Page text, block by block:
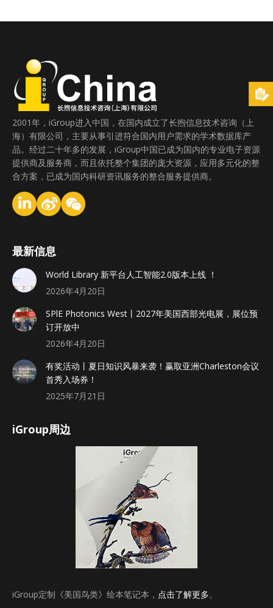
2001年，iGroup进入中国，在国内成立了长煦信息技术咨询（上
海）有限公司，主要从事引进符合国内用户需求的学术数据库产
品。经过二十年多的发展，iGroup中国已成为国内的专业电子资源
提供商及服务商，而且依托整个集团的庞大资源，应用多元化的整
合方案，已成为国内科研资讯服务的整合服务提供商。
最新信息
World Library 新平台人工智能2.0版本上线 ！
2026年4月20日
SPlE Photonics West丨2027年美国西部光电展，展位预
订开放中
2026年4月20日
有奖活动丨夏日知识风暴来袭！赢取亚洲Charleston会议
首秀入场券！
2025年7月21日
iGroup周边
iGroup定制《美国鸟类》绘本笔记本， 点击了解更多。